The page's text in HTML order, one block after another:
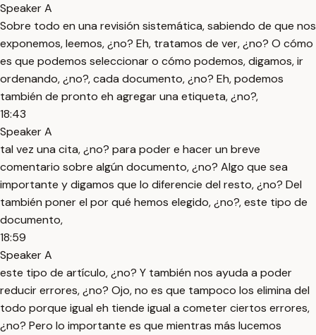
Speaker A
Sobre todo en una revisión sistemática, sabiendo de que nos
exponemos, leemos, ¿no? Eh, tratamos de ver, ¿no? O cómo
es que podemos seleccionar o cómo podemos, digamos, ir
ordenando, ¿no?, cada documento, ¿no? Eh, podemos
también de pronto eh agregar una etiqueta, ¿no?,
18:43
Speaker A
tal vez una cita, ¿no? para poder e hacer un breve
comentario sobre algún documento, ¿no? Algo que sea
importante y digamos que lo diferencie del resto, ¿no? Del
también poner el por qué hemos elegido, ¿no?, este tipo de
documento,
18:59
Speaker A
este tipo de artículo, ¿no? Y también nos ayuda a poder
reducir errores, ¿no? Ojo, no es que tampoco los elimina del
todo porque igual eh tiende igual a cometer ciertos errores,
¿no? Pero lo importante es que mientras más lucemos